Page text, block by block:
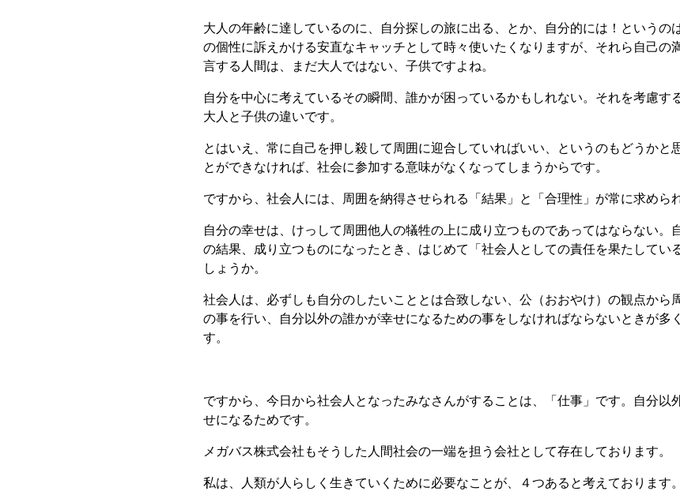
大人の年齢に達しているのに、自分探しの旅に出る、とか、自分的には！というの
の個性に訴えかける安直なキャッチとして時々使いたくなりますが、それら自己の
言する人間は、まだ大人ではない、子供ですよね。
自分を中心に考えているその瞬間、誰かが困っているかもしれない。それを考慮す
大人と子供の違いです。
とはいえ、常に自己を押し殺して周囲に迎合していればいい、というのもどうかと
とができなければ、社会に参加する意味がなくなってしまうからです。
ですから、社会人には、周囲を納得させられる「結果」と「合理性」が常に求めら
自分の幸せは、けっして周囲他人の犠牲の上に成り立つものであってはならない。
の結果、成り立つものになったとき、はじめて「社会人としての責任を果たしてい
しょうか。
社会人は、必ずしも自分のしたいこととは合致しない、公（おおやけ）の観点から
の事を行い、自分以外の誰かが幸せになるための事をしなければならないときが多
す。
ですから、今日から社会人となったみなさんがすることは、「仕事」です。自分以
せになるためです。
メガバス株式会社もそうした人間社会の一端を担う会社として存在しております。
私は、人類が人らしく生きていくために必要なことが、４つあると考えております。